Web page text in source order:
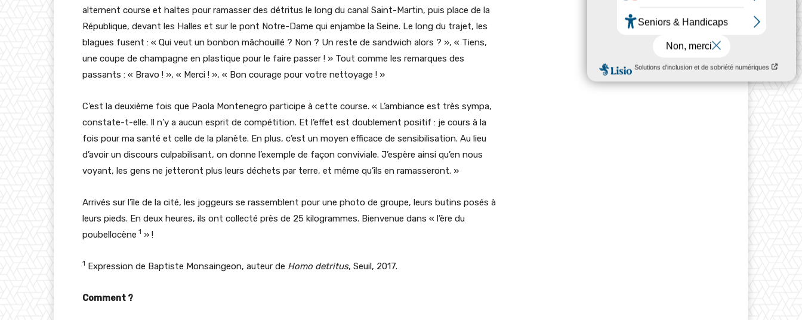
alternent course et haltes pour ramasser des détritus le long du canal Saint-Martin, puis place de la
République, devant les Halles et sur le pont Notre-Dame qui enjambe la Seine. Le long du trajet, les
blagues fusent : « Qui veut un bonbon mâchouillé ? Non ? Un reste de sandwich alors ? », « Tiens,
une coupe de champagne en plastique pour le faire passer ! » Tout comme les remarques des
passants : « Bravo ! », « Merci ! », « Bon courage pour votre nettoyage ! »
C’est la deuxième fois que Paola Montenegro participe à cette course. « L’ambiance est très sympa,
constate-t-elle. Il n’y a aucun esprit de compétition. Et l’effet est doublement positif : je cours à la
fois pour ma santé et celle de la planète. En plus, c’est un moyen efficace de sensibilisation. Au lieu
d’avoir un discours culpabilisant, on donne l’exemple de façon conviviale. J’espère ainsi qu’en nous
voyant, les gens ne jetteront plus leurs déchets par terre, et même qu’ils en ramasseront. »
Arrivés sur l’île de la cité, les joggeurs se rassemblent pour une photo de groupe, leurs butins posés à
leurs pieds. En deux heures, ils ont collecté près de 25 kilogrammes. Bienvenue dans « l’ère du
poubellocène 1 » !
1 Expression de Baptiste Monsaingeon, auteur de Homo detritus, Seuil, 2017.
Comment ?